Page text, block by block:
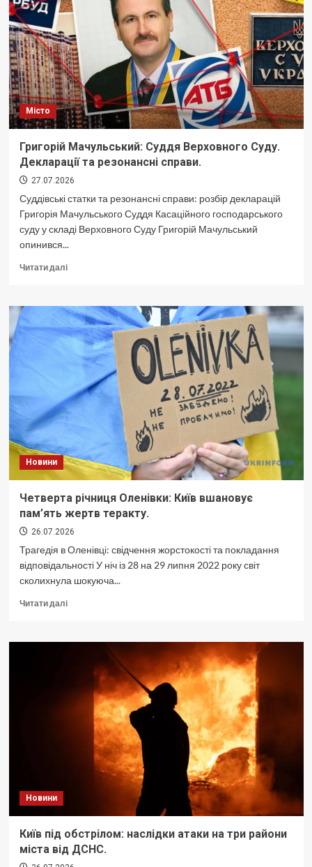
стійкості
та
відродження
біля
МЗС.
Місто
Григорій Мачульський: Суддя Верховного Суду.
Декларації та резонансні справи.
27.07.2026
Суддівські статки та резонансні справи: розбір декларацій
Григорія Мачульського Суддя Касаційного господарського
суду у складі Верховного Суду Григорій Мачульський
опинився...
Читати даліДокладніше
Мачульський:
Суддя
Верховного
Суду.
Декларації
резонансні
справи.
Новини
Четверта річниця Оленівки: Київ вшановує
пам’ять жертв теракту.
26.07.2026
Трагедія в Оленівці: свідчення жорстокості та покладання
відповідальності У ніч із 28 на 29 липня 2022 року світ
сколихнула шокуюча...
Читати даліДокладніше
річниця
вшановує
пам’ять
теракту.
Новини
Київ під обстрілом: наслідки атаки на три райони
міста від ДСНС.